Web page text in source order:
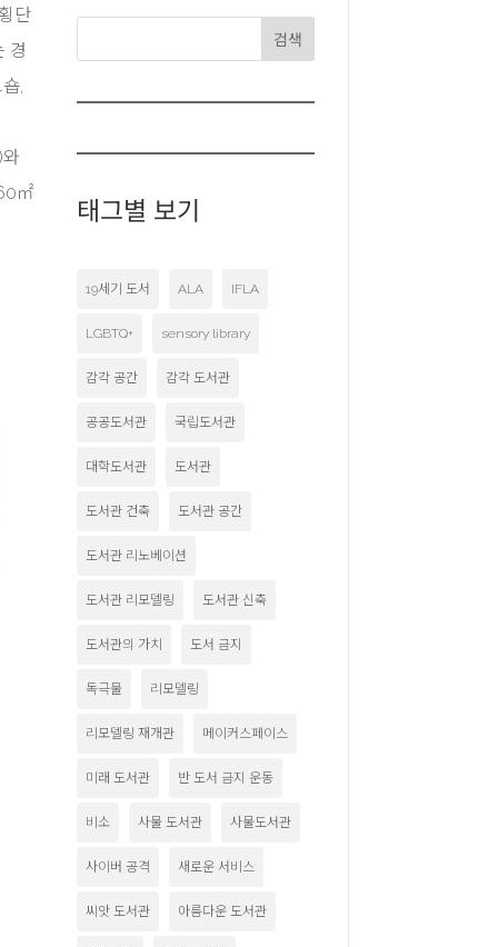
단
경
,
㎡
검색
태그별 보기
19세기 도서 ALA IFLA
LGBTQ+ sensory library
감각 공간 감각 도서관
공공도서관 국립도서관
대학도서관 도서관
도서관 건축 도서관 공간
도서관 리노베이션
도서관 리모델링 도서관 신축
도서관의 가치 도서 금지
독극물 리모델링
리모델링 재개관 메이커스페이스
미래 도서관 반 도서 금지 운동
비소 사물 도서관 사물도서관
사이버 공격 새로운 서비스
씨앗 도서관 아름다운 도서관